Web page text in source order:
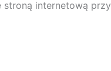
internetową